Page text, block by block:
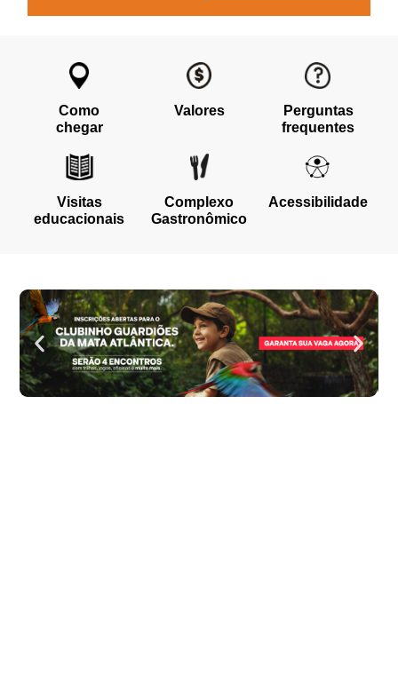
Como
chegar
Valores
Perguntas
frequentes
Visitas
educacionais
Complexo
Gastronômico
Acessibilidade